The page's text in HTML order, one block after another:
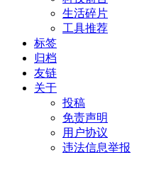
生活碎片
工具推荐
标签
归档
友链
关于
投稿
免责声明
用户协议
违法信息举报